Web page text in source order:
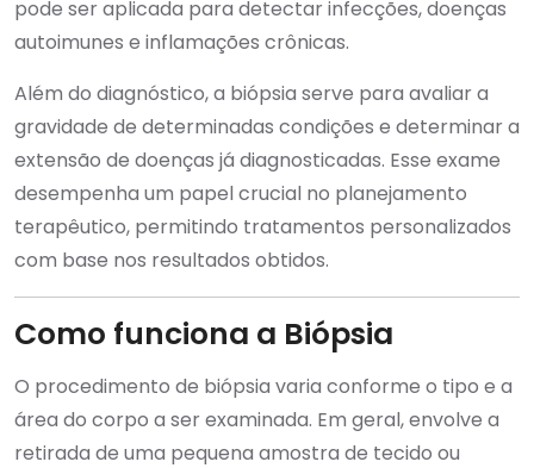
pode ser aplicada para detectar infecções, doenças
autoimunes e inflamações crônicas.
Além do diagnóstico, a biópsia serve para avaliar a
gravidade de determinadas condições e determinar a
extensão de doenças já diagnosticadas. Esse exame
desempenha um papel crucial no planejamento
terapêutico, permitindo tratamentos personalizados
com base nos resultados obtidos.
Como funciona a Biópsia
O procedimento de biópsia varia conforme o tipo e a
área do corpo a ser examinada. Em geral, envolve a
retirada de uma pequena amostra de tecido ou